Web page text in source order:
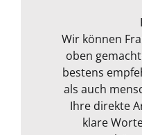
Wir können
oben
bestens
als auch
Ihre direkte
klare
angeboten
ihre fachliche
war auch
Egal ob email
allem
Frank